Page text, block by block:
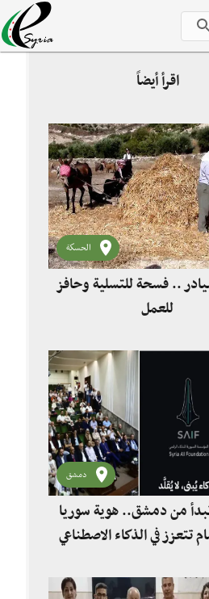
اقرأ أيضاً
الحسكة
.. فسحة للتسلية وحافز
للعمل
دمشق
من دمشق.. هوية سوريا
تتعزز في الذكاء الاصطناعي